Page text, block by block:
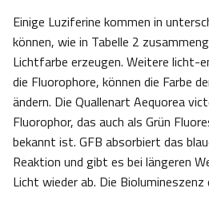
Einige Luziferine kommen in
können, wie in Tabelle 2
Lichtfarbe erzeugen. Weitere licht-
die Fluorophore, können die Farbe
ändern. Die Quallenart Aequorea
Fluorophor, das auch als Grün
bekannt ist. GFB absorbiert das
Reaktion und gibt es bei längeren
Licht wieder ab. Die